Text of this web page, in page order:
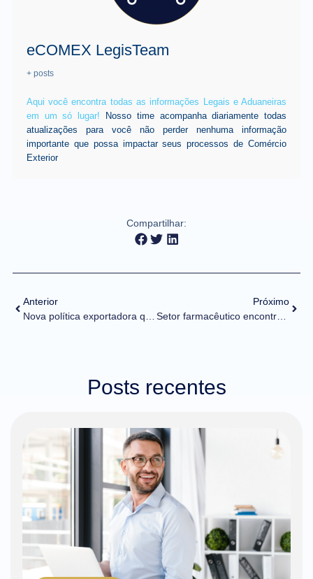
eCOMEX LegisTeam
+ posts
Aqui você encontra todas as informações Legais e Aduaneiras
em um só lugar! Nosso time acompanha diariamente todas
atualizações para você não perder nenhuma informação
importante que possa impactar seus processos de Comércio
Exterior
Compartilhar:
Anterior
Próximo
Setor farmacêutico encontra na tecnologia uma aliada estratégica para operações de importação
Posts recentes